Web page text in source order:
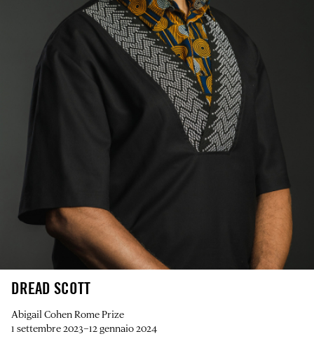
DREAD SCOTT
Abigail Cohen Rome Prize
1 settembre 2023–12 gennaio 2024